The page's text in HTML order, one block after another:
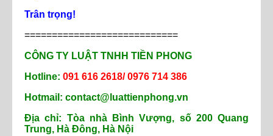
Trân trọng!
============================
CÔNG TY LUẬT TNHH TIỀN PHONG
Hotline: 091 616 2618/ 0976 714 386
Hotmail: contact@luattienphong.vn
Địa chỉ: Tòa nhà Bình Vượng, số 200 Quang
Trung, Hà Đông, Hà Nội